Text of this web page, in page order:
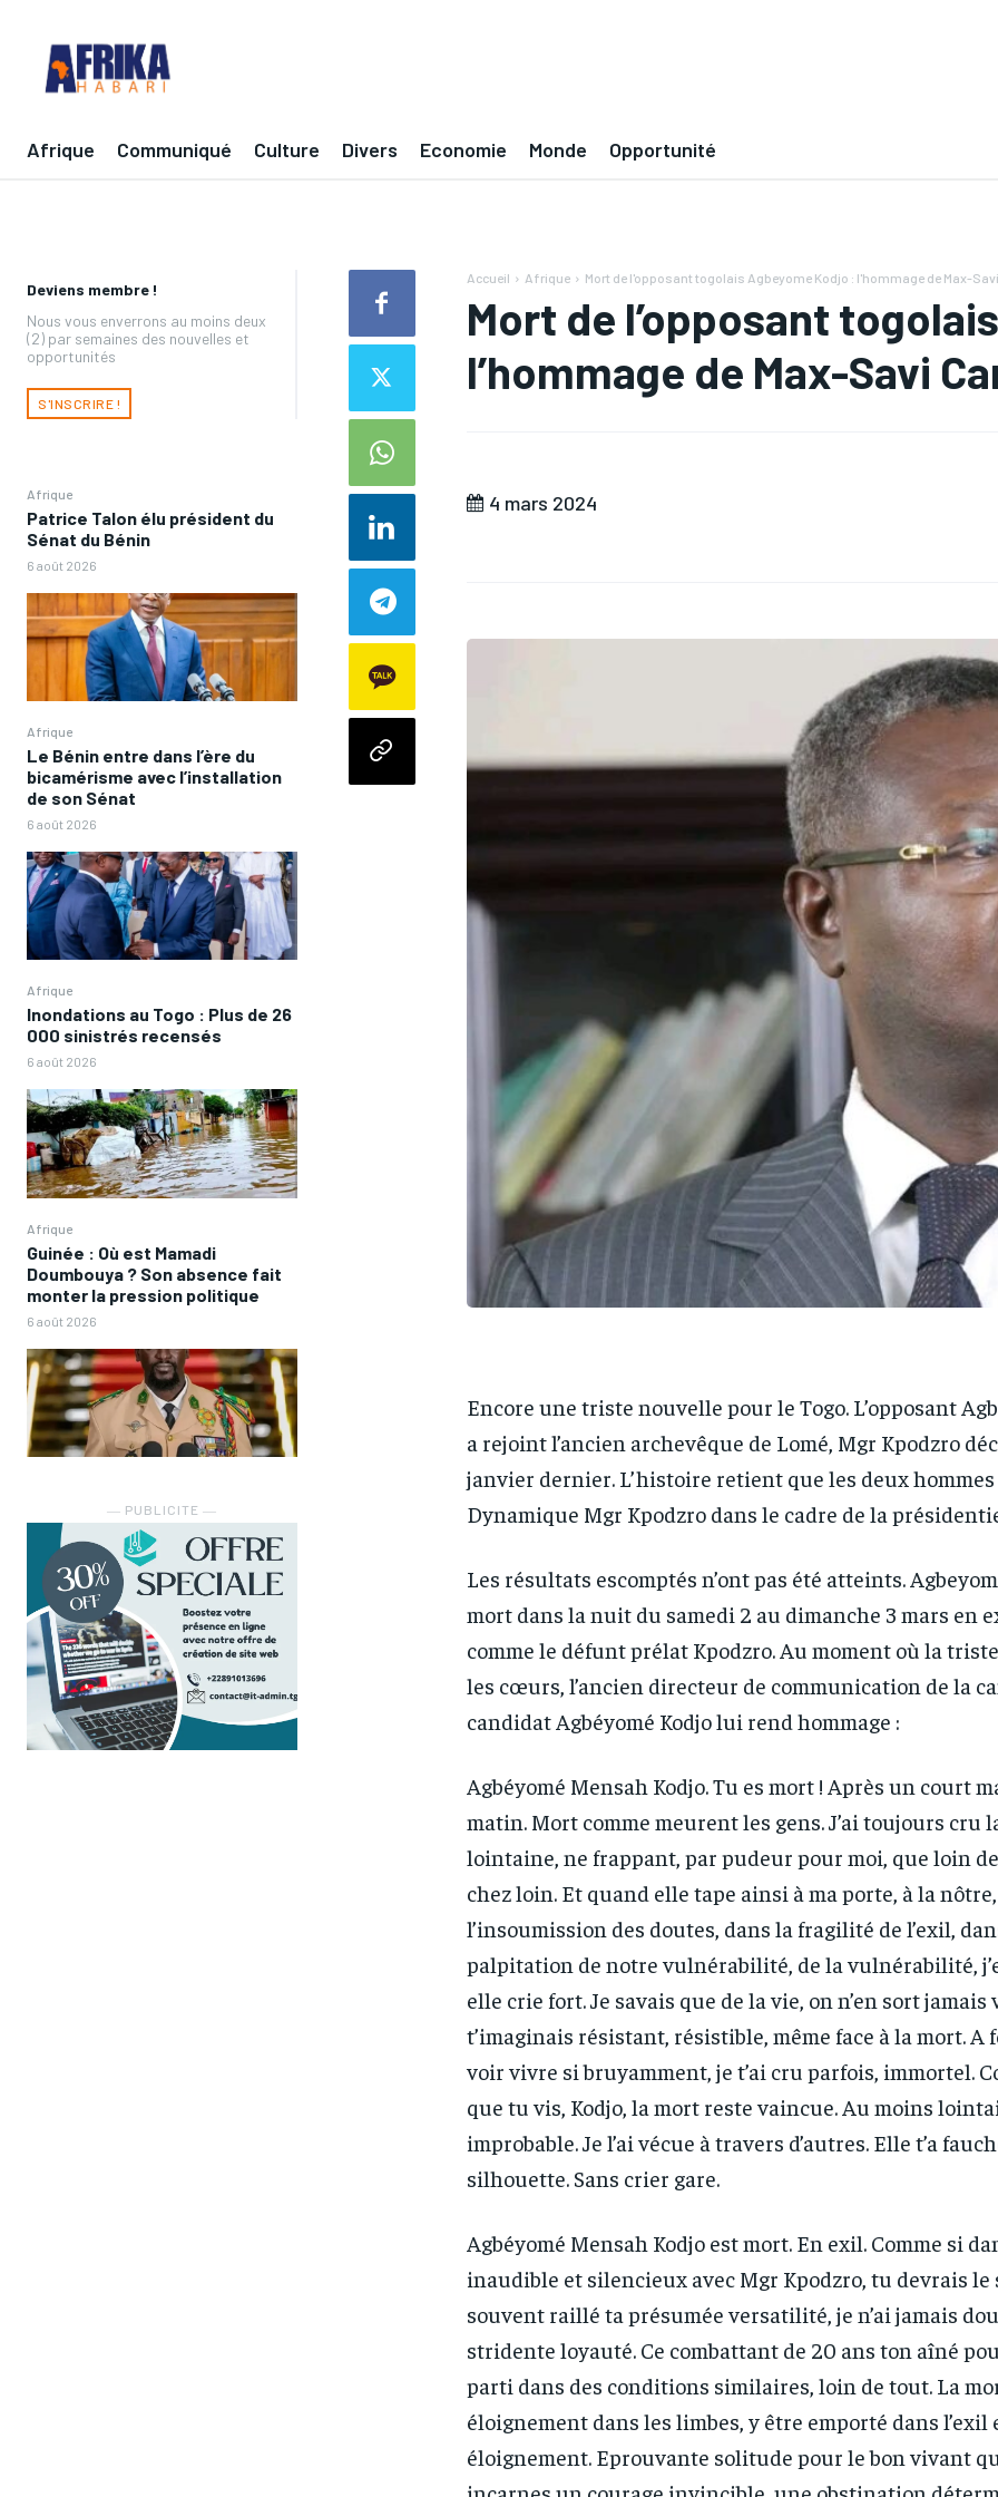
FOREVER
FOREVER
Afrique Communiqué Culture Divers Economie Monde Opportunité
Deviens membre !
Nous vous enverrons au moins deux
(2) par semaines des nouvelles et
opportunités
S'INSCRIRE !
Afrique
Patrice Talon élu président du
Sénat du Bénin
6 août 2026
Afrique
Le Bénin entre dans l’ère du
bicamérisme avec l’installation
de son Sénat
6 août 2026
Afrique
Inondations au Togo : Plus de 26
000 sinistrés recensés
6 août 2026
Afrique
Guinée : Où est Mamadi
Doumbouya ? Son absence fait
monter la pression politique
6 août 2026
― PUBLICITE ―
Accueil Afrique Mort de l'opposant togolais Agbeyome Kodjo : l'hommage de Max-
Mort de l’opposant
l’hommage de Max-Savi
4 mars 2024
Encore une triste nouvelle pour le Togo. L’opposant
a rejoint l’ancien archevêque de Lomé, Mgr Kpodzro
janvier dernier. L’histoire retient que les deux hommes
Dynamique Mgr Kpodzro dans le cadre de la
Les résultats escomptés n’ont pas été atteints.
mort dans la nuit du samedi 2 au dimanche 3 mars en
comme le défunt prélat Kpodzro. Au moment où la
les cœurs, l’ancien directeur de communication de la
candidat Agbéyomé Kodjo lui rend hommage :
Agbéyomé Mensah Kodjo. Tu es mort ! Après un court
matin. Mort comme meurent les gens. J’ai toujours cru
lointaine, ne frappant, par pudeur pour moi, que loin
chez loin. Et quand elle tape ainsi à ma porte, à la
l’insoumission des doutes, dans la fragilité de l’exil,
palpitation de notre vulnérabilité, de la vulnérabilité,
elle crie fort. Je savais que de la vie, on n’en sort jamais
t’imaginais résistant, résistible, même face à la mort. A
voir vivre si bruyamment, je t’ai cru parfois, immortel.
que tu vis, Kodjo, la mort reste vaincue. Au moins
improbable. Je l’ai vécue à travers d’autres. Elle t’a
silhouette. Sans crier gare.
Agbéyomé Mensah Kodjo est mort. En exil. Comme si
inaudible et silencieux avec Mgr Kpodzro, tu devrais le
souvent raillé ta présumée versatilité, je n’ai jamais
stridente loyauté. Ce combattant de 20 ans ton aîné
parti dans des conditions similaires, loin de tout. La
éloignement dans les limbes, y être emporté dans l’exil
éloignement. Eprouvante solitude pour le bon vivant